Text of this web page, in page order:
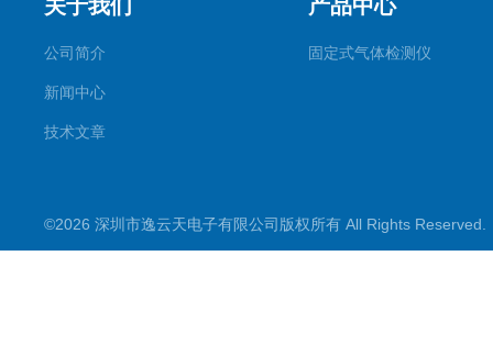
关于我们
公司简介
新闻中心
技术文章
产品中心
固定式气体检测仪
©2026 深圳市逸云天电子有限公司版权所有 All Rights